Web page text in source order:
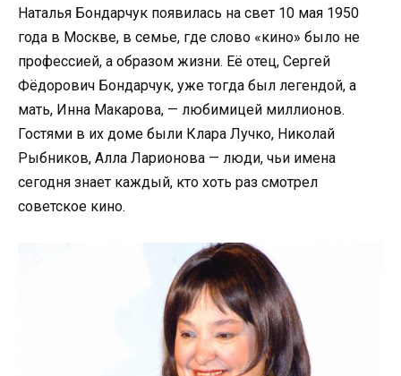
Наталья Бондарчук появилась на свет 10 мая 1950
года в Москве, в семье, где слово «кино» было не
профессией, а образом жизни. Её отец, Сергей
Фёдорович Бондарчук, уже тогда был легендой, а
мать, Инна Макарова, — любимицей миллионов.
Гостями в их доме были Клара Лучко, Николай
Рыбников, Алла Ларионова — люди, чьи имена
сегодня знает каждый, кто хоть раз смотрел
советское кино.